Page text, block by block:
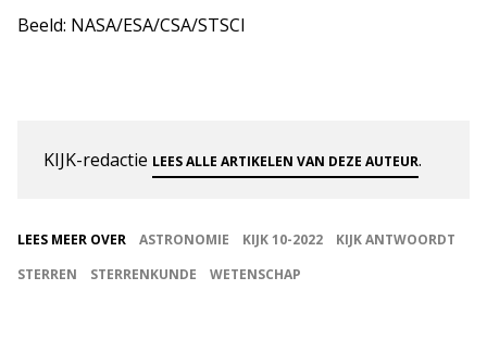
Beeld: NASA/ESA/CSA/STSCI
KIJK-redactie LEES ALLE ARTIKELEN VAN DEZE AUTEUR.
LEES MEER OVER ASTRONOMIE KIJK 10-2022
KIJK ANTWOORDT
STERREN
STERRENKUNDE WETENSCHAP